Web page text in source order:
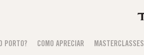
PORTO? COMO APRECIAR MASTERCLASSES